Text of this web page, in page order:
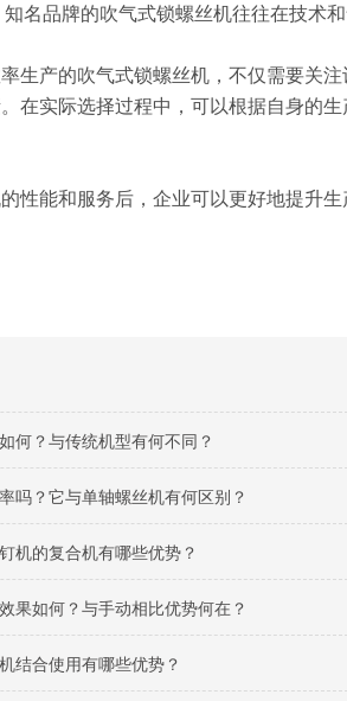
名品牌的吹气式锁螺丝机往往在技术
生产的吹气式锁螺丝机，不仅需要关
在实际选择过程中，可以根据自身的
性能和服务后，企业可以更好地提升
何？与传统机型有何不同？
吗？它与单轴螺丝机有何区别？
机的复合机有哪些优势？
果如何？与手动相比优势何在？
结合使用有哪些优势？